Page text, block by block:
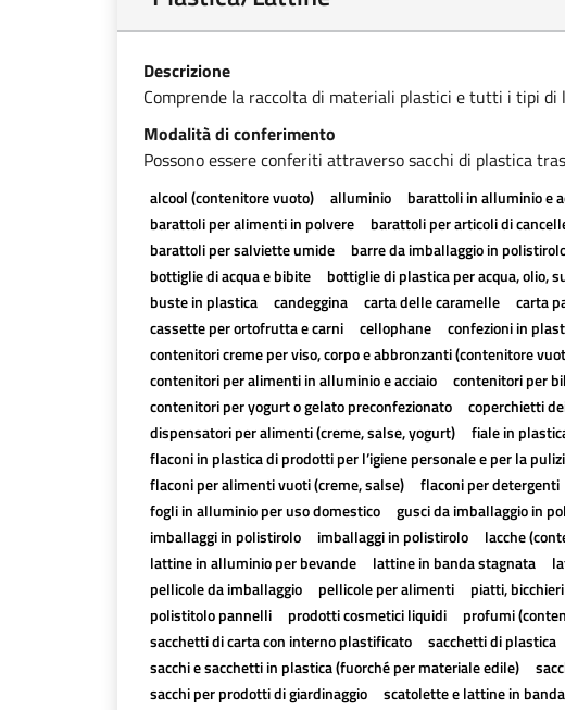
Descrizione
Comprende la raccolta di materiali plastici e tutti i tipi
Modalità di conferimento
Possono essere conferiti attraverso sacchi di plastica
alcool (contenitore vuoto) alluminio barattoli in alluminio e
barattoli per alimenti in polvere
barattoli per articoli di
barattoli per salviette umide
barre da imballaggio in
bottiglie di acqua e bibite
bottiglie di plastica per acqua, olio,
buste in plastica
candeggina carta delle caramelle carta
cassette per ortofrutta e carni
cellophane
confezioni in
contenitori creme per viso, corpo e abbronzanti (contenitore
contenitori per alimenti in alluminio e acciaio
contenitori per
contenitori per yogurt o gelato preconfezionato
coperchietti
dispensatori per alimenti (creme, salse, yogurt)
fiale in
flaconi in plastica di prodotti per l’igiene personale e per la
flaconi per alimenti vuoti (creme, salse)
flaconi per detergenti
fogli in alluminio per uso domestico
gusci da imballaggio in
imballaggi in polistirolo
imballaggi in polistirolo lacche
lattine in alluminio per bevande
lattine in banda stagnata
pellicole da imballaggio
pellicole per alimenti piatti,
polistitolo pannelli
prodotti cosmetici liquidi profumi
sacchetti di carta con interno plastificato
sacchetti di plastica
sacchi e sacchetti in plastica (fuorché per materiale edile)
sacchi per prodotti di giardinaggio
scatolette e lattine in